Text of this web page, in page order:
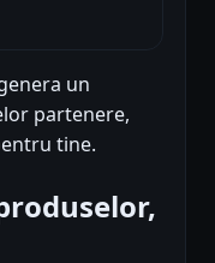
un
partenere,
tine.